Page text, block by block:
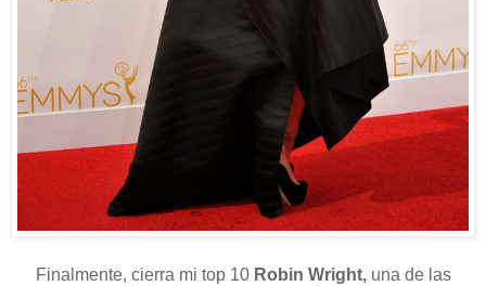
Finalmente, cierra mi top 10 Robin Wright,una de las